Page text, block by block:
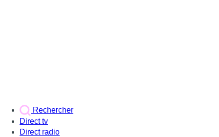
Rechercher
Direct tv
Direct radio